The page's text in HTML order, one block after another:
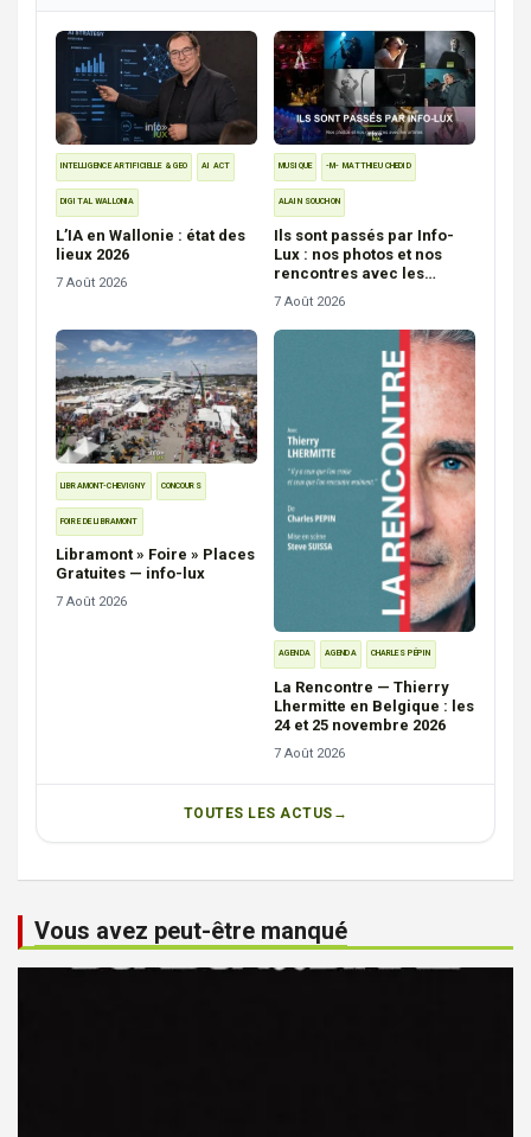
INTELLIGENCE ARTIFICIELLE & GEO AI ACT
DIGITAL WALLONIA
L’IA en Wallonie : état des
lieux 2026
7 Août 2026
MUSIQUE -M- MATTHIEU CHEDID
ALAIN SOUCHON
Ils sont passés par Info-
Lux : nos photos et nos
rencontres avec les
7 Août 2026
LIBRAMONT-CHEVIGNY CONCOURS
FOIRE DE LIBRAMONT
Libramont » Foire » Places
Gratuites — info-lux
7 Août 2026
AGENDA AGENDA CHARLES PÉPIN
La Rencontre — Thierry
Lhermitte en Belgique : les
24 et 25 novembre 2026
7 Août 2026
TOUTES LES ACTUS
Vous avez peut-être manqué